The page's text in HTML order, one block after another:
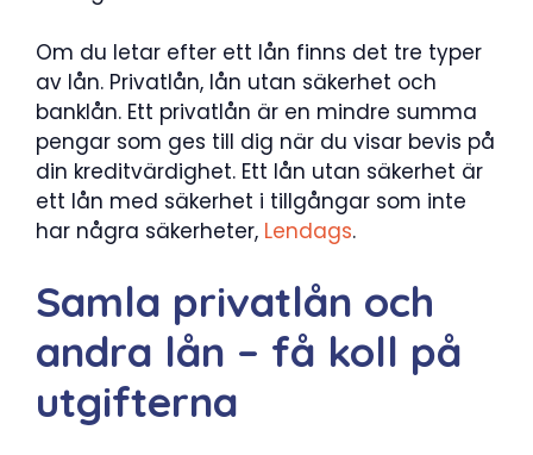
Om du letar efter ett lån finns det tre typer
av lån. Privatlån, lån utan säkerhet och
banklån. Ett privatlån är en mindre summa
pengar som ges till dig när du visar bevis på
din kreditvärdighet. Ett lån utan säkerhet är
ett lån med säkerhet i tillgångar som inte
har några säkerheter, Lendags.
Samla privatlån och
andra lån – få koll på
utgifterna